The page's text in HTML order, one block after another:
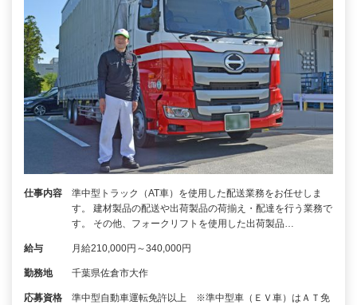
仕事内容
準中型トラック（AT車）を使用した配送業務をお任せしま
す。 建材製品の配送や出荷製品の荷揃え・配達を行う業務で
す。 その他、フォークリフトを使用した出荷製品…
給与 月給210,000円～340,000円
勤務地 千葉県佐倉市大作
応募資格
準中型自動車運転免許以上 ※準中型車（ＥＶ車）はＡＴ免